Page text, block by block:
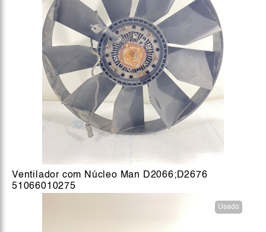
Ventilador com Núcleo Man D2066;D2676
51066010275
Usado